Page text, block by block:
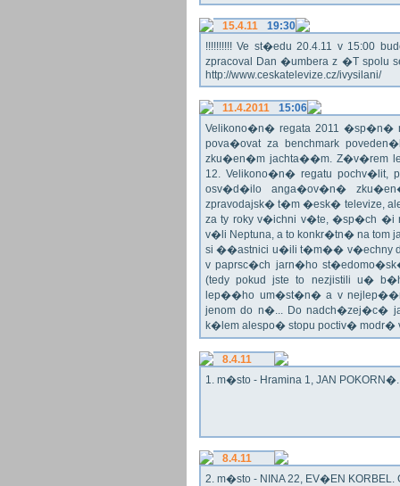
15.4.11
19:30
!!!!!!!!!! Ve st�edu 20.4.11 v 15:00
zpracoval Dan �umbera z �T spolu
http://www.ceskatelevize.cz/ivysilani/
11.4.2011
15:06
Velikono�n� regata 2011 �sp�n�
pova�ovat za benchmark
zku�en�m jachta��m. Z�v�rem
12. Velikono�n� regatu
osv�d�ilo anga�ov�n�
zpravodajsk� t�m �esk� televize,
za ty roky v�ichni v�te, �sp�ch
v�li Neptuna, a to konkr�tn� na tom
si ��astnici u�ili t�m�� v�echny
v paprsc�ch jarn�ho
(tedy pokud jste to nezjistili u�
lep��ho um�st�n� a v
jenom do n�... Do nadch�zej�c�
k�lem alespo� stopu poctiv�
8.4.11
1. m�sto - Hramina 1, JAN
8.4.11
2. m�sto - NINA 22, EV�EN KORBEL.